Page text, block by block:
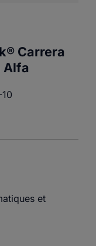
Carrera
Alfa
et